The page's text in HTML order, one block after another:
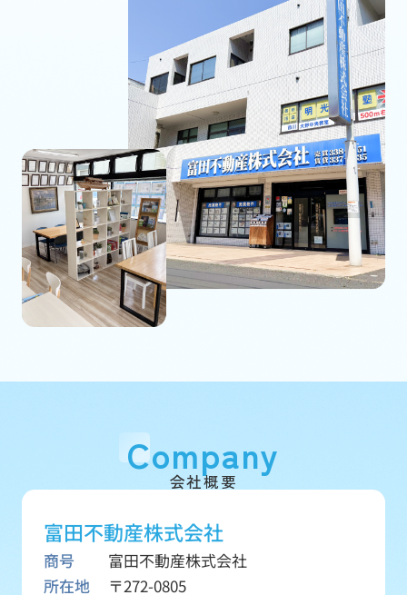
Company
会社概要
富田不動産株式会社
商号
富田不動産株式会社
所在地
〒272-0805